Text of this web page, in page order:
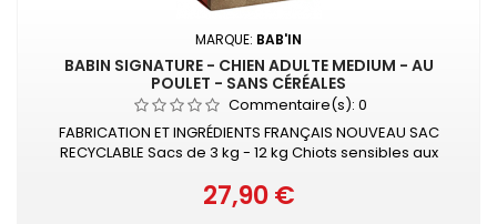
MARQUE: BAB'IN
BABIN SIGNATURE - CHIEN ADULTE MEDIUM - AU
POULET - SANS CÉRÉALES
Commentaire(s): 0
FABRICATION ET INGRÉDIENTS FRANÇAIS NOUVEAU SAC
RECYCLABLE Sacs de 3 kg - 12 kg Chiots sensibles aux
sans céréales pour les chiots intolérants Confort digestif
Favorise un pelage brillant et une peau saine
Prix
27,90 €